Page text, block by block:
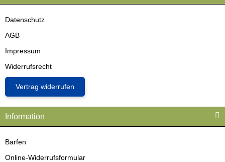
Datenschutz
AGB
Impressum
Widerrufsrecht
Vertrag widerrufen
Information
Barfen
Online-Widerrufsformular